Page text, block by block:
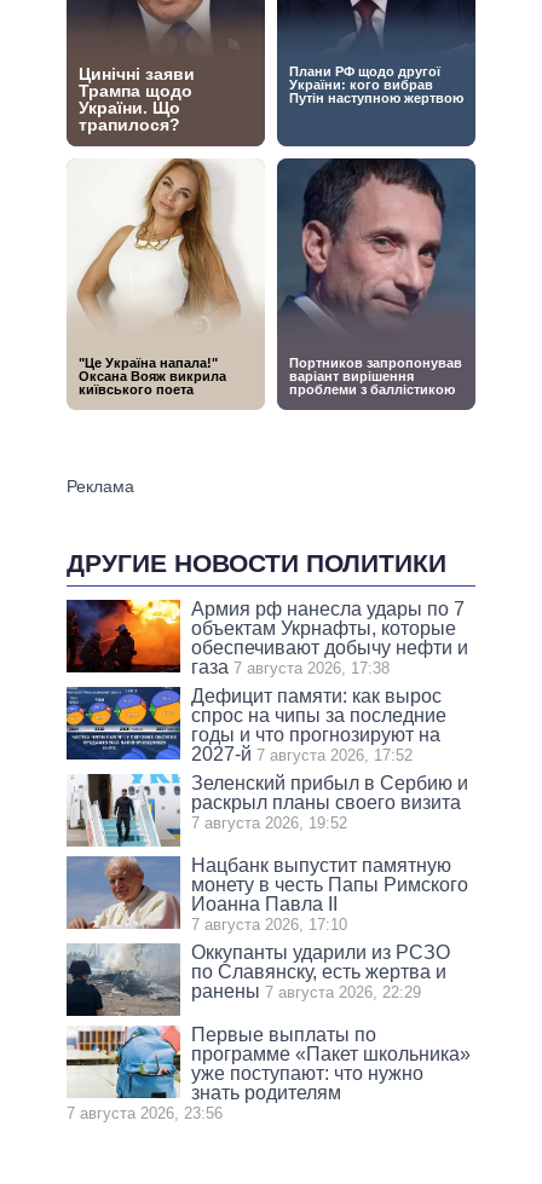
ДРУГИЕ НОВОСТИ ПОЛИТИКИ
Армия рф нанесла удары по 7
объектам Укрнафты, которые
обеспечивают добычу нефти и
газа 7 августа 2026, 17:38
Дефицит памяти: как вырос
спрос на чипы за последние
годы и что прогнозируют на
2027-й 7 августа 2026, 17:52
Зеленский прибыл в Сербию и
раскрыл планы своего визита
7 августа 2026, 19:52
Нацбанк выпустит памятную
монету в честь Папы Римского
Иоанна Павла II
7 августа 2026, 17:10
Оккупанты ударили из РСЗО
по Славянску, есть жертва и
ранены 7 августа 2026, 22:29
Первые выплаты по
программе «Пакет школьника»
уже поступают: что нужно
знать родителям
7 августа 2026, 23:56